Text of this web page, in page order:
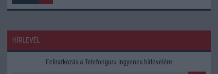
HÍRLEVÉL
Feliratkozás a Telefonguru ingyenes hírlevelére